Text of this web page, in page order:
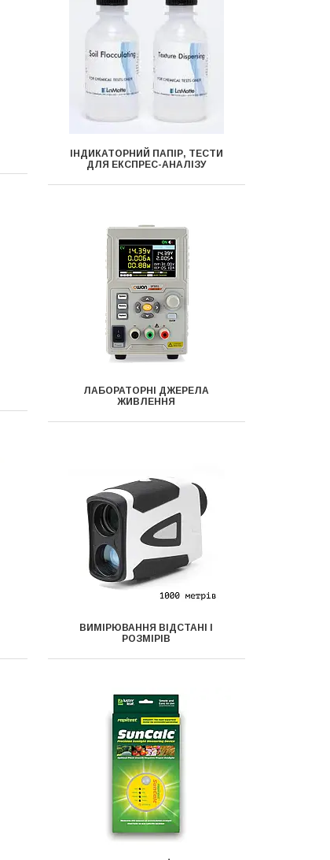
ІНДИКАТОРНИЙ ПАПІР, ТЕСТИ
ДЛЯ ЕКСПРЕС-АНАЛІЗУ
ЛАБОРАТОРНІ ДЖЕРЕЛА
ЖИВЛЕННЯ
ВИМІРЮВАННЯ ВІДСТАНІ І
РОЗМІРІВ